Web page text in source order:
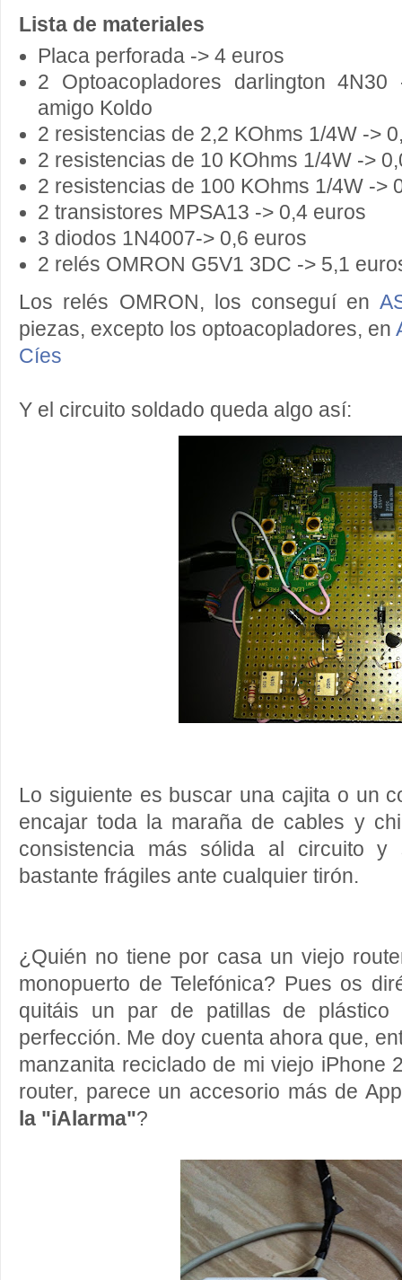
Lista de materiales
Placa perforada -> 4 euros
2 Optoacopladores darlington
amigo Koldo
2 resistencias de 2,2 KOhms 1/4W ->
2 resistencias de 10 KOhms 1/4W ->
2 resistencias de 100 KOhms 1/4W ->
2 transistores MPSA13 -> 0,4 euros
3 diodos 1N4007-> 0,6 euros
2 relés OMRON G5V1 3DC -> 5,1
Los relés OMRON, los conseguí en
piezas, excepto los optoacopladores, en
Cíes
Y el circuito soldado queda algo así:
Lo siguiente es buscar una cajita o un
encajar toda la maraña de cables y
consistencia más sólida al circuito
bastante frágiles ante cualquier tirón.
¿Quién no tiene por casa un viejo
monopuerto de Telefónica? Pues os
quitáis un par de patillas de plástico
perfección. Me doy cuenta ahora que,
manzanita reciclado de mi viejo iPhone
router, parece un accesorio más de
la "iAlarma"?